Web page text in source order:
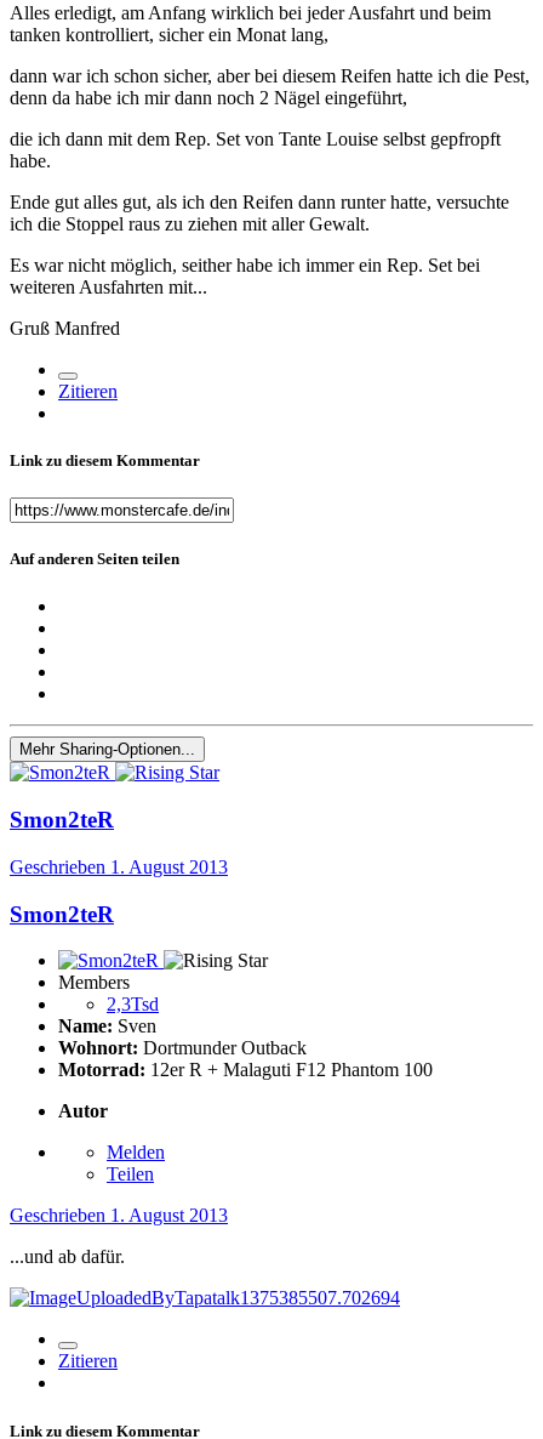
Alles erledigt, am Anfang wirklich bei jeder Ausfahrt und beim
tanken kontrolliert, sicher ein Monat lang,
dann war ich schon sicher, aber bei diesem Reifen hatte ich die Pest,
denn da habe ich mir dann noch 2 Nägel eingeführt,
die ich dann mit dem Rep. Set von Tante Louise selbst gepfropft
habe.
Ende gut alles gut, als ich den Reifen dann runter hatte, versuchte
ich die Stoppel raus zu ziehen mit aller Gewalt.
Es war nicht möglich, seither habe ich immer ein Rep. Set bei
weiteren Ausfahrten mit...
Gruß Manfred
Zitieren
Link zu diesem Kommentar
Auf anderen Seiten teilen
Mehr Sharing-Optionen...
Smon2teR
Geschrieben 1. August 2013
Smon2teR
Members
2,3Tsd
Name: Sven
Wohnort: Dortmunder Outback
Motorrad: 12er R + Malaguti F12 Phantom 100
Autor
Melden
Teilen
Geschrieben 1. August 2013
...und ab dafür.
Zitieren
Link zu diesem Kommentar